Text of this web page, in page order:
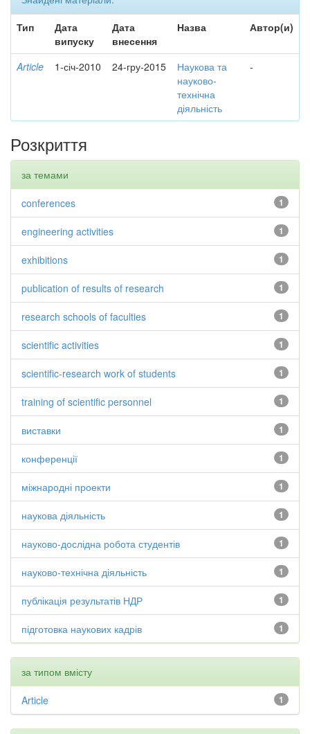
Тип
Дата
випуску
Дата
внесення
Назва Автор(и)
Article 1-січ-2010 24-гру-2015
Наукова та
науково-
технічна
діяльність
-
Розкриття
за темами
1
conferences
1
engineering activities
1
exhibitions
1
publication of results of research
1
research schools of faculties
1
scientific activities
1
scientific-research work of students
1
training of scientific personnel
1
виставки
1
конференції
1
міжнародні проекти
1
наукова діяльність
1
науково-дослідна робота студентів
1
науково-технічна діяльність
1
публікація результатів НДР
1
підготовка наукових кадрів
за типом вмісту
1
Article